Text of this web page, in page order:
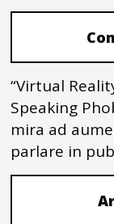
“Virtual
Speaking
mira ad
parlare in